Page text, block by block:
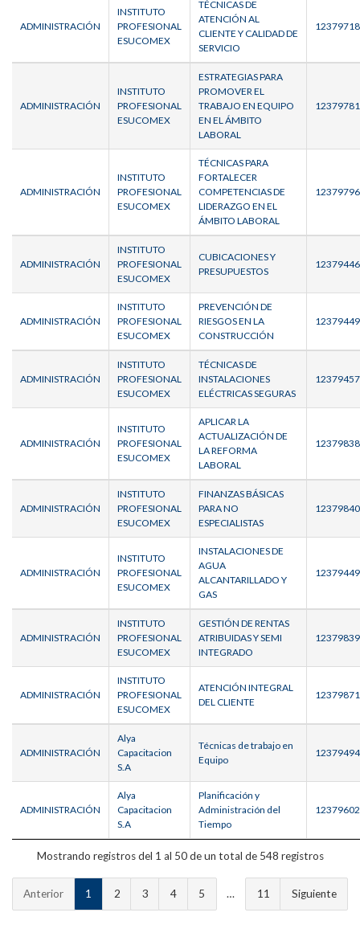
ADMINISTRACIÓN
INSTITUTO
PROFESIONAL
ESUCOMEX
TÉCNICAS DE
ATENCIÓN AL
CLIENTE Y CALIDAD DE
SERVICIO
ADMINISTRACIÓN
INSTITUTO
PROFESIONAL
ESUCOMEX
ESTRATEGIAS PARA
PROMOVER EL
TRABAJO EN EQUIPO
EN EL ÁMBITO
LABORAL
ADMINISTRACIÓN
INSTITUTO
PROFESIONAL
ESUCOMEX
TÉCNICAS PARA
FORTALECER
COMPETENCIAS DE
LIDERAZGO EN EL
ÁMBITO LABORAL
ADMINISTRACIÓN
INSTITUTO
PROFESIONAL
ESUCOMEX
CUBICACIONES Y
PRESUPUESTOS
ADMINISTRACIÓN
INSTITUTO
PROFESIONAL
ESUCOMEX
PREVENCIÓN DE
RIESGOS EN LA
CONSTRUCCIÓN
ADMINISTRACIÓN
INSTITUTO
PROFESIONAL
ESUCOMEX
TÉCNICAS DE
INSTALACIONES
ELÉCTRICAS SEGURAS
ADMINISTRACIÓN
INSTITUTO
PROFESIONAL
ESUCOMEX
APLICAR LA
ACTUALIZACIÓN DE
LA REFORMA
LABORAL
ADMINISTRACIÓN
INSTITUTO
PROFESIONAL
ESUCOMEX
FINANZAS BÁSICAS
PARA NO
ESPECIALISTAS
ADMINISTRACIÓN
INSTITUTO
PROFESIONAL
ESUCOMEX
INSTALACIONES DE
AGUA
ALCANTARILLADO Y
GAS
ADMINISTRACIÓN
INSTITUTO
PROFESIONAL
ESUCOMEX
GESTIÓN DE RENTAS
ATRIBUIDAS Y SEMI
INTEGRADO
ADMINISTRACIÓN
INSTITUTO
PROFESIONAL
ESUCOMEX
ATENCIÓN INTEGRAL
DEL CLIENTE
ADMINISTRACIÓN
Alya
Capacitacion
S.A
Técnicas de trabajo en
Equipo
ADMINISTRACIÓN
Alya
Capacitacion
S.A
Planificación y
Administración del
Tiempo
Mostrando registros del 1 al 50 de un total de 548 registros
Anterior 1 2 3 4 5 … 11 Siguiente